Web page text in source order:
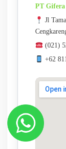
PT Gifera
Jl
(021)
+62